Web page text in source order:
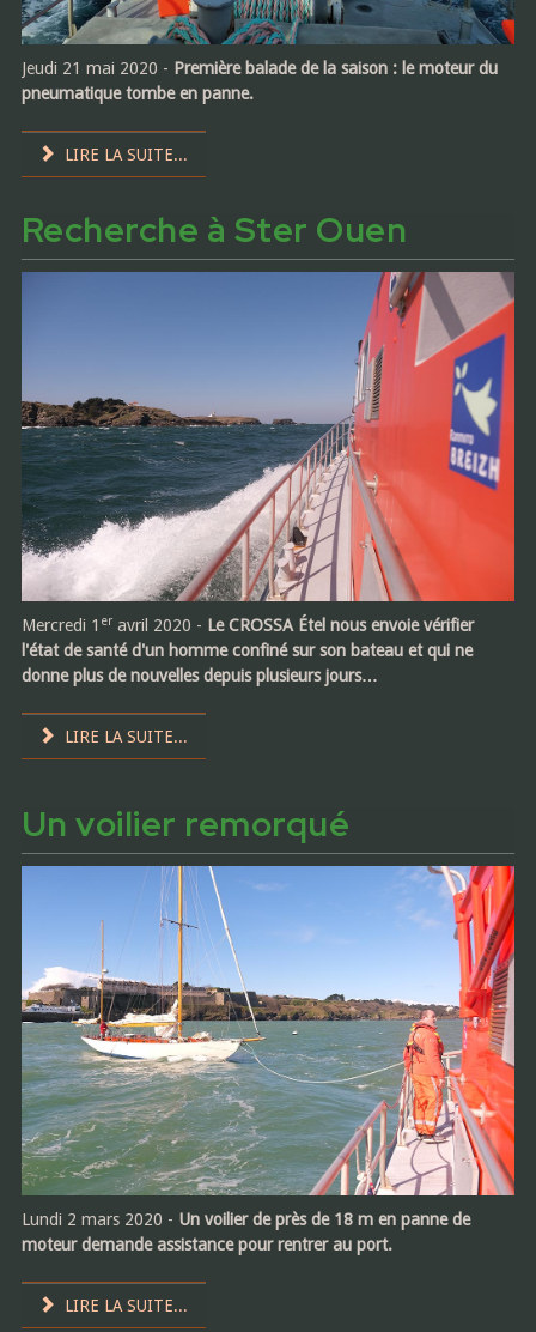
Jeudi 21 mai 2020 - Première balade de la saison : le moteur du
pneumatique tombe en panne.
LIRE LA SUITE...
Recherche à Ster Ouen
Mercredi 1 eravril 2020 - Le CROSSA Étel nous envoie vérifier
l'état de santé d'un homme confiné sur son bateau et qui ne
donne plus de nouvelles depuis plusieurs jours…
LIRE LA SUITE...
Un voilier remorqué
Lundi 2 mars 2020 - Un voilier de près de 18 m en panne de
moteur demande assistance pour rentrer au port.
LIRE LA SUITE...